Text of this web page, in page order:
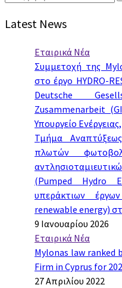
Latest News
Εταιρικά Νέα
Συμμετοχή της
στο έργο HYDRO-
Deutsche
Zusammenarbeit
Υπουργείο
Τμήμα
πλωτών
(Pumped Hydro
υπεράκτιων
renewable energy)
9 Ιανουαρίου 2026
Εταιρικά Νέα
Mylonas law ranked
Firm in Cyprus for
27 Απριλίου 2022